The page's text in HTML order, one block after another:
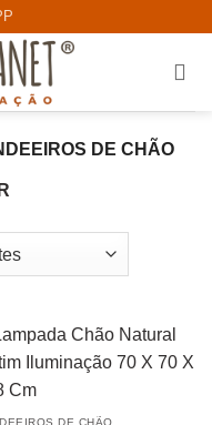
DE CHÃO
DE CHÃO